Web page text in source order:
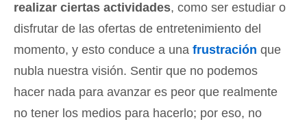
realizar ciertas actividades, como ser estudiar o
disfrutar de las ofertas de entretenimiento del
momento, y esto conduce a una frustración que
nubla nuestra visión. Sentir que no podemos
hacer nada para avanzar es peor que realmente
no tener los medios para hacerlo; por eso, no